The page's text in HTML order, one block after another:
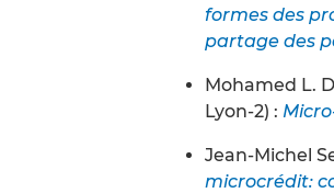
formes des
partage des
Mohamed L.
Lyon-2) :
Jean-Michel
microcrédit: